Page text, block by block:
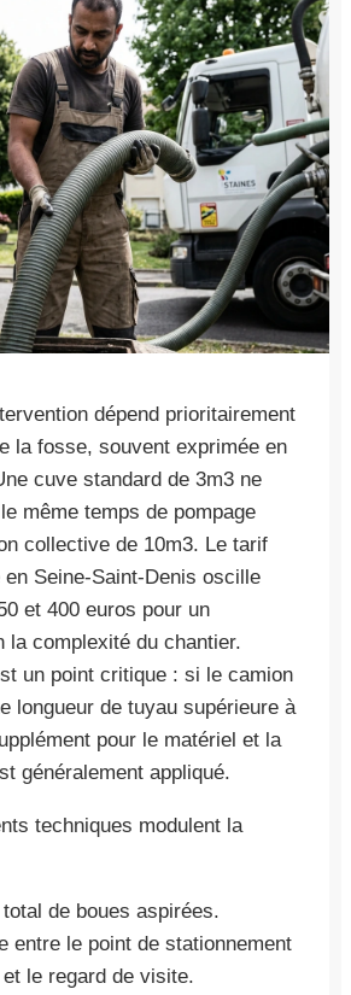
dépend prioritairement
la fosse, souvent exprimée en
cuve standard de 3m3 ne
même temps de pompage
collective de 10m3. Le tarif
Seine-Saint-Denis oscille
et 400 euros pour un
la complexité du chantier.
un point critique : si le camion
longueur de tuyau supérieure à
pour le matériel et la
généralement appliqué.
techniques modulent la
de boues aspirées.
entre le point de stationnement
le regard de visite.